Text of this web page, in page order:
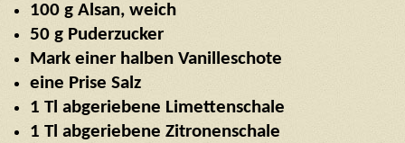
100 g Alsan, weich
50 g Puderzucker
Mark einer halben Vanilleschote
eine Prise Salz
1 Tl abgeriebene Limettenschale
1 Tl abgeriebene Zitronenschale